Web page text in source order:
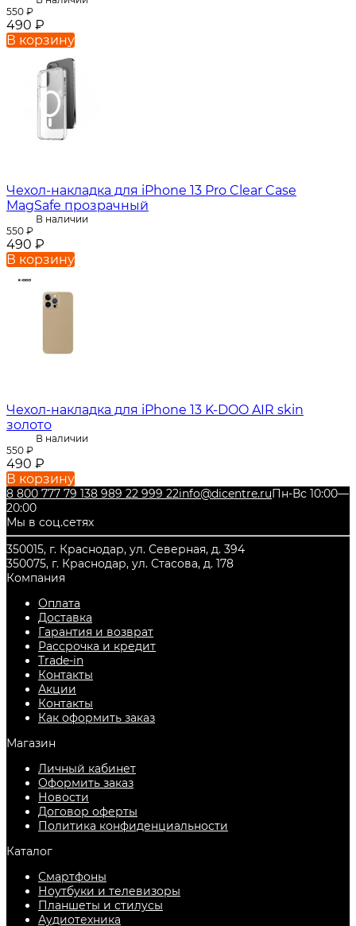
550 ₽
490 ₽
В корзину
Чехол-накладка для iPhone 13 Pro Clear Case
MagSafe прозрачный
В наличии
550 ₽
490 ₽
В корзину
Чехол-накладка для iPhone 13 K-DOO AIR skin
золото
В наличии
550 ₽
490 ₽
В корзину
8 800 777 79 138 989 22 999 22info@dicentre.ruПн-Вс 10:00—
20:00
Мы в соц.сетях
350015, г. Краснодар, ул. Северная, д. 394
350075, г. Краснодар, ул. Стасова, д. 178
Компания
Оплата
Доставка
Гарантия и возврат
Рассрочка и кредит
Trade-in
Контакты
Акции
Контакты
Как оформить заказ
Магазин
Личный кабинет
Оформить заказ
Новости
Договор оферты
Политика конфиденциальности
Каталог
Смартфоны
Ноутбуки и телевизоры
Планшеты и стилусы
Аудиотехника